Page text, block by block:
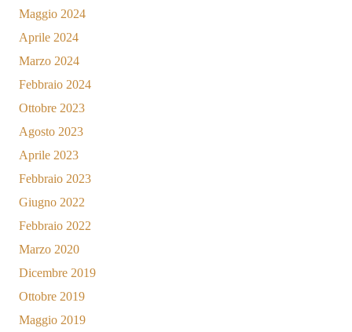
Maggio 2024
Aprile 2024
Marzo 2024
Febbraio 2024
Ottobre 2023
Agosto 2023
Aprile 2023
Febbraio 2023
Giugno 2022
Febbraio 2022
Marzo 2020
Dicembre 2019
Ottobre 2019
Maggio 2019